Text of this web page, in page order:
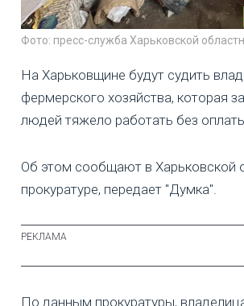
Фото: пресс-служба Харьковской
На Харьковщине будут судить
фермерского хозяйства, которая
людей тяжело работать без
Об этом сообщают в Харьковской
прокуратуре, передает "Думка".
По данным прокуратуры,